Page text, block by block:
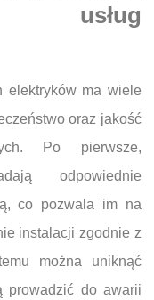
usług
elektryków ma wiele
oraz jakość
Po pierwsze,
odpowiednie
co pozwala im na
instalacji zgodnie z
można uniknąć
prowadzić do awarii